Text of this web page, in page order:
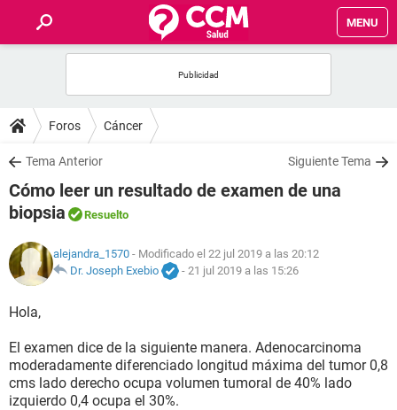
MENU
FOROS
SALUD
FAMILIA
NUTRICIÓN
SEXUALIDAD
GLOSARIO
Foros Cáncer
Tema Anterior Siguiente Tema
Cómo leer un resultado de examen de una
biopsia
Resuelto
alejandra_1570 - Modificado el 22 jul 2019 a las 20:12
Dr. Joseph Exebio
- 21 jul 2019 a las 15:26
Hola,
El examen dice de la siguiente manera. Adenocarcinoma
moderadamente diferenciado longitud máxima del tumor 0,8
cms lado derecho ocupa volumen tumoral de 40% lado
izquierdo 0,4 ocupa el 30%.